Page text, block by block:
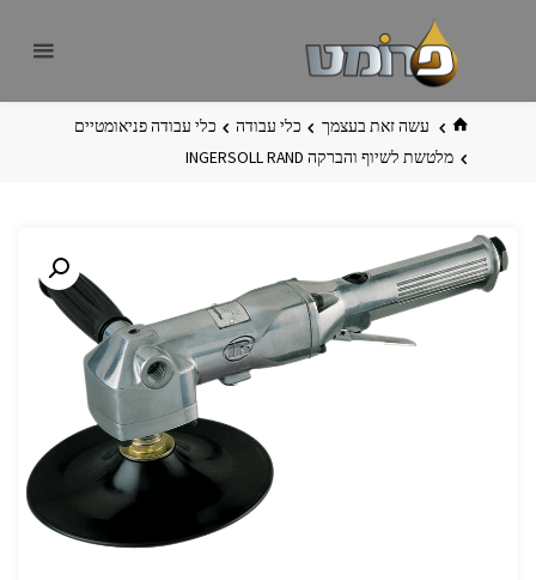
בית עשה זאת בעצמך כלי עבודה
כלי עבודה פניאומטיים
מלטשת לשיוף והברקה INGERSOLL RAND